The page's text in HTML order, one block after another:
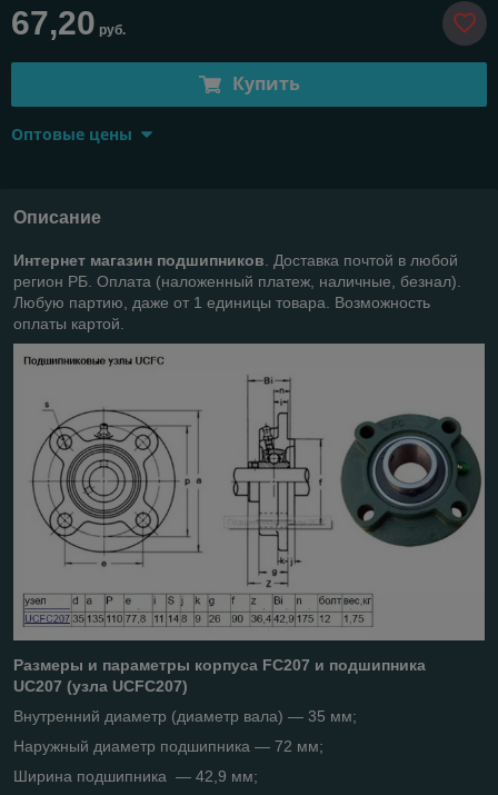
67,20 руб.
Купить
Оптовые цены
Описание
Интернет магазин подшипников . Доставка почтой в любой
регион РБ. Оплата (наложенный платеж, наличные, безнал).
Любую партию, даже от 1 единицы товара. Возможность
оплаты картой.
Размеры и параметры корпуса FC207 и подшипника
UC207 (узла UCFC207)
Внутренний диаметр (диаметр вала) — 35 мм;
Наружный диаметр подшипника — 72 мм;
Ширина подшипника — 42,9 мм;